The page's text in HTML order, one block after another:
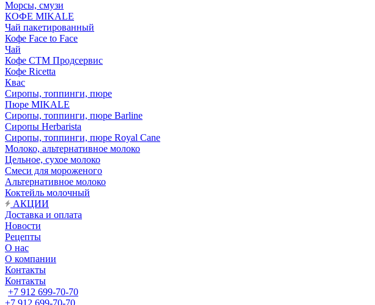
Морсы, смузи
КОФЕ MIKALE
Чай пакетированный
Кофе Face to Face
Чай
Кофе СТМ Продсервис
Кофе Ricetta
Квас
Сиропы, топпинги, пюре
Пюре MIKALE
Сиропы, топпинги, пюре Barline
Сиропы Herbarista
Сиропы, топпинги, пюре Royal Cane
Молоко, альтернативное молоко
Цельное, сухое молоко
Смеси для мороженого
Альтернативное молоко
Коктейль молочный
АКЦИИ
Доставка и оплата
Новости
Рецепты
О нас
О компании
Контакты
Контакты
+7 912 699-70-70
+7 912 699-70-70